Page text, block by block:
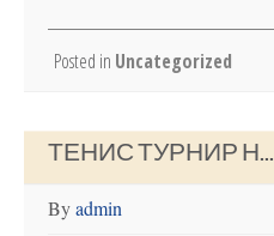
Posted in Uncategorized
ТЕНИС ТУРНИР Н...
Byadmin